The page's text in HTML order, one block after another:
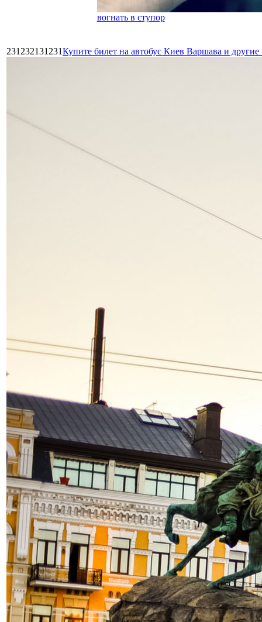
вогнать в ступор
231232131231Купите билет на автобус Киев Варшава и